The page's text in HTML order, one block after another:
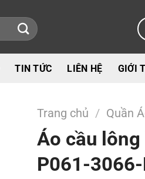
TIN TỨC LIÊN HỆ GIỚI
Trang chủ / Quần
Áo cầu
P061-3066-